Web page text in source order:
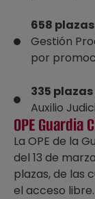
658 plazas
Gestión
por
335 plazas
Auxilio
OPE Guardia
La OPE de la
del 13 de
plazas, de las
el acceso libre.